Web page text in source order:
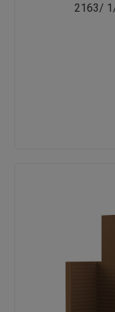
2163/ 1/